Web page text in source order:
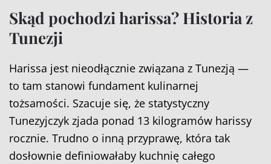
Skąd pochodzi harissa? Historia z
Tunezji
Harissa jest nieodłącznie związana z Tunezją —
to tam stanowi fundament kulinarnej
tożsamości. Szacuje się, że statystyczny
Tunezyjczyk zjada ponad 13 kilogramów harissy
rocznie. Trudno o inną przyprawę, która tak
dosłownie definiowałaby kuchnię całego